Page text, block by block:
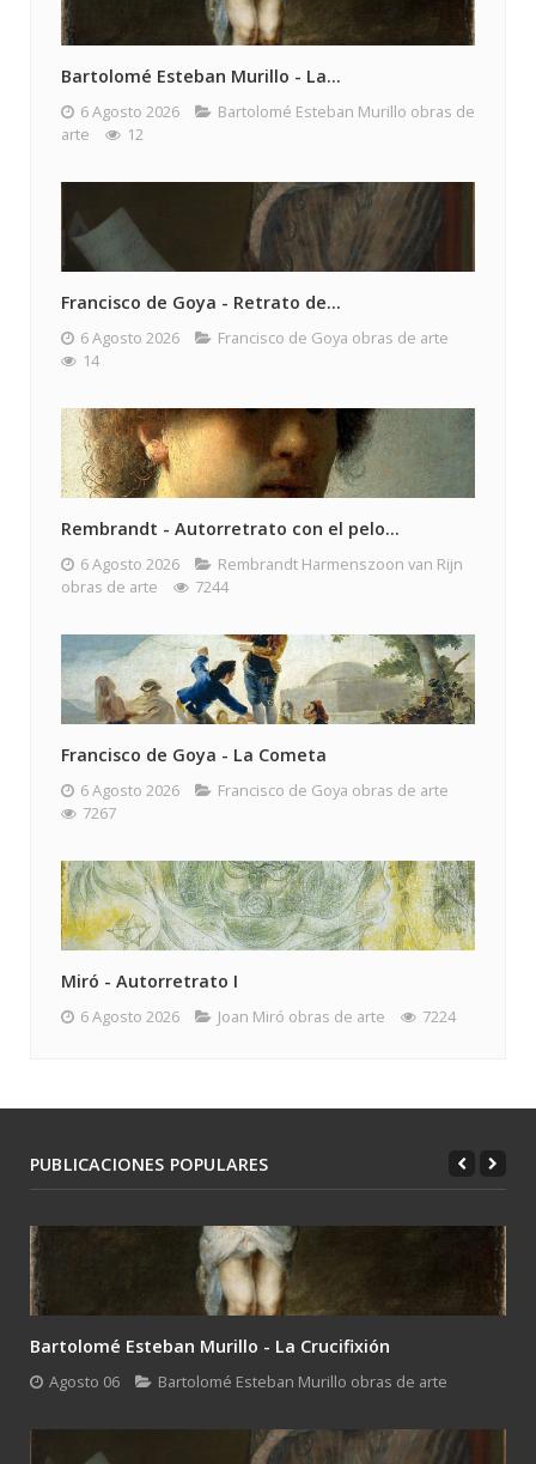
Bartolomé Esteban Murillo - La...
6 Agosto 2026
Bartolomé Esteban Murillo obras de
arte
12
Francisco de Goya - Retrato de...
6 Agosto 2026
Francisco de Goya obras de arte
14
Rembrandt - Autorretrato con el pelo...
6 Agosto 2026
Rembrandt Harmenszoon van Rijn
obras de arte
7244
Francisco de Goya - La Cometa
6 Agosto 2026
Francisco de Goya obras de arte
7267
Miró - Autorretrato I
6 Agosto 2026 Joan Miró obras de arte 7224
PUBLICACIONES POPULARES
Bartolomé Esteban Murillo - La Crucifixión
Agosto 06 Bartolomé Esteban Murillo obras de arte